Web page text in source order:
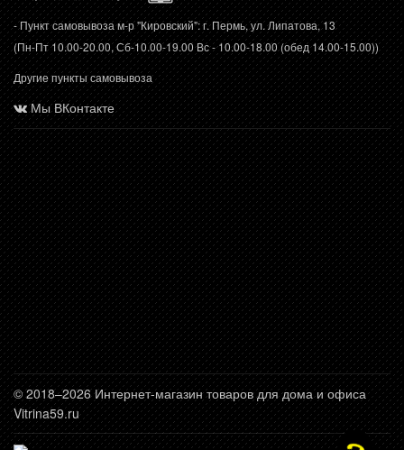
- Пункт самовывоза м-р "Кировский": г. Пермь, ул. Липатова, 13
(Пн-Пт 10.00-20.00, Сб-10.00-19.00 Вс - 10.00-18.00 (обед 14.00-15.00))
Другие пункты самовывоза
Мы ВКонтакте
© 2018–2026 Интернет-магазин товаров для дома и офиса
Vitrina59.ru